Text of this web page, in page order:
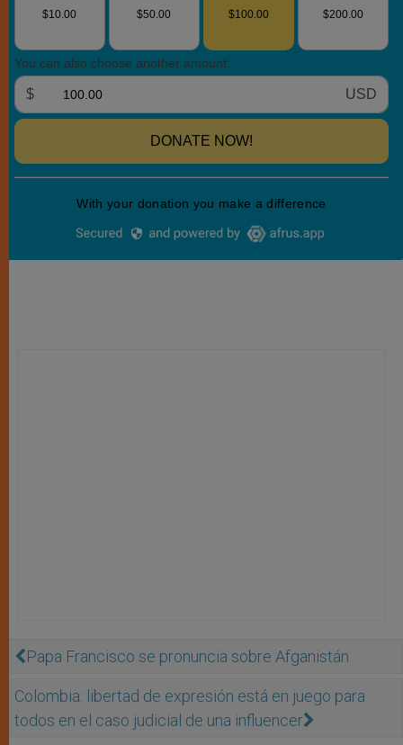
Papa Francisco se pronuncia sobre Afganistán
Colombia: libertad de expresión está en juego para
todos en el caso judicial de una influencer